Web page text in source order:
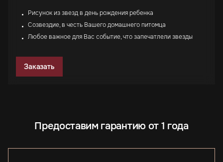
Рисунок из звезд в день рождения ребенка
Созвездие, в честь Вашего домашнего питомца
Любое важное для Вас событие, что запечатлели звезды
Заказать
Предоставим гарантию от 1 года